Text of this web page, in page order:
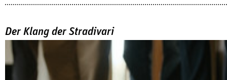
Der Klang der Stradivari